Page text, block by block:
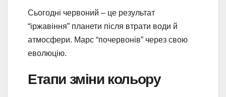
Сьогодні червоний – це результат
“іржавіння” планети після втрати води й
атмосфери. Марс “почервонів” через свою
еволюцію.
Етапи зміни кольору